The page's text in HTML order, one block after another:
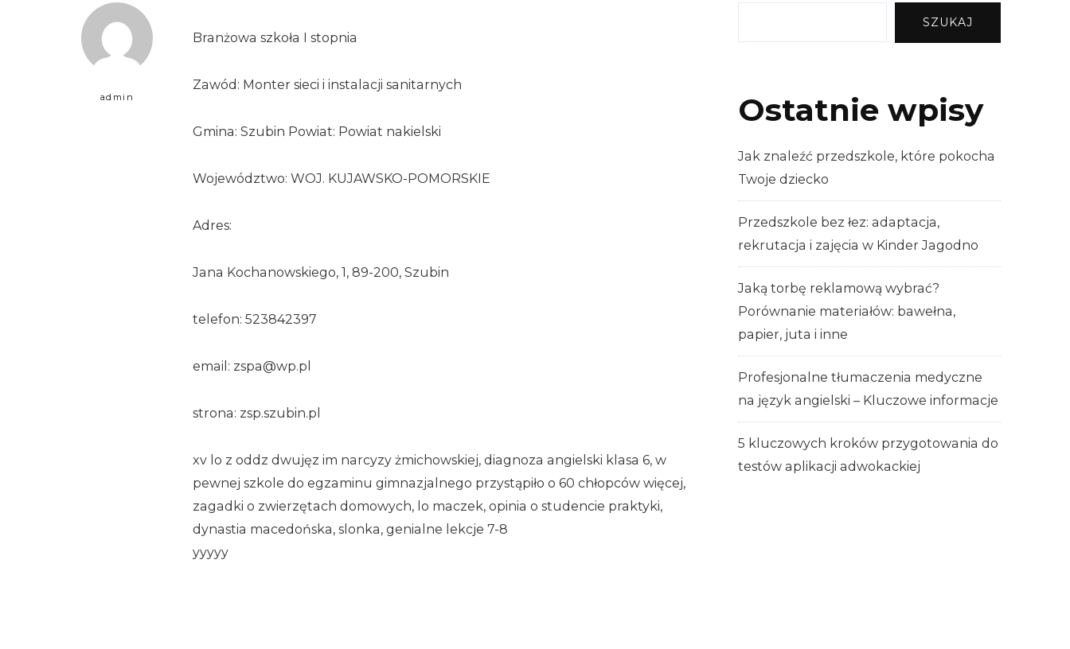
admin
Branżowa szkoła I stopnia
Zawód: Monter sieci i instalacji sanitarnych
Gmina: Szubin Powiat: Powiat nakielski
Województwo: WOJ. KUJAWSKO-POMORSKIE
Adres:
Jana Kochanowskiego, 1, 89-200, Szubin
telefon: 523842397
email: zspa@wp.pl
strona: zsp.szubin.pl
xv lo z oddz dwujęz im narcyzy żmichowskiej, diagnoza angielski klasa 6, w
pewnej szkole do egzaminu gimnazjalnego przystąpiło o 60 chłopców więcej,
zagadki o zwierzętach domowych, lo maczek, opinia o studencie praktyki,
dynastia macedońska, slonka, genialne lekcje 7-8
yyyyy
SZUKAJ
Ostatnie wpisy
Jak znaleźć przedszkole, które pokocha
Twoje dziecko
Przedszkole bez łez: adaptacja,
rekrutacja i zajęcia w Kinder Jagodno
Jaką torbę reklamową wybrać?
Porównanie materiałów: bawełna,
papier, juta i inne
Profesjonalne tłumaczenia medyczne
na język angielski – Kluczowe informacje
5 kluczowych kroków przygotowania do
testów aplikacji adwokackiej